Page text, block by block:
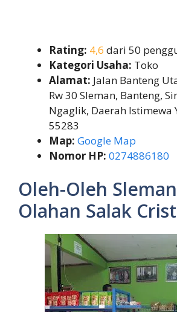
Rating: 4,6 dari 50
Kategori Usaha: Toko
Alamat: Jalan Banteng
Rw 30 Sleman, Banteng,
Ngaglik, Daerah Istimewa
55283
Map: Google Map
Nomor HP: 0274886180
Oleh-Oleh
Olahan Salak